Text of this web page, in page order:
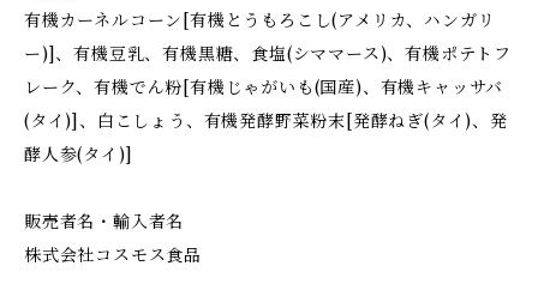
有機カーネルコーン[有機とうもろこし(アメリカ、ハンガリ
ー)]、有機豆乳、有機黒糖、食塩(シママース)、有機ポテトフ
レーク、有機でん粉[有機じゃがいも(国産)、有機キャッサバ
(タイ)]、白こしょう、有機発酵野菜粉末[発酵ねぎ(タイ)、発
酵人参(タイ)]
販売者名・輸入者名
株式会社コスモス食品